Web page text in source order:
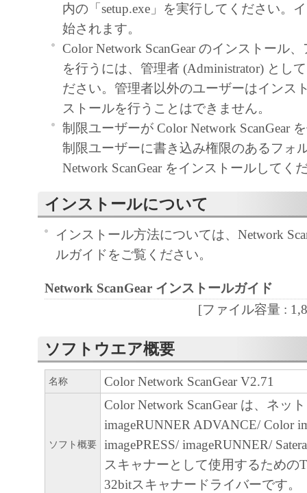
１．許諾
(1) キヤノンは、お客様が「キヤノン製品
のために、「キヤノン製品」に直接または
通じ接続される複数のコンピュータ（以下
言います。）において、「本ソフトウェア
約書においては、「本ソフトウェア」をコ
憶媒体上にインストールすること、または
おいて表示すること、アクセスすること、
ることのいずれも含むものとします。）す
的権利をお客様に対して許諾します。お客
定機器」にネットワークを通じて接続され
上で、かかるコンピュータの使用者に対し
ェア」を使用させることができますが、か
ともに、その履行に関し全責任を負うこと
するためのバックアップとして、「本ソフ
部、複製することができます。
(3) 上記(1)および(2)に定める場合を除き、
ヤノンのライセンサーのいかなる知的財産
と黙示たるとを問わず、本契約書によって
るいは許諾されるものではありません。
内の「setup.exe」を実行してください。
始されます。
Color Network ScanGear のインストール
を行うには、管理者 (Administrator) とし
ださい。管理者以外のユーザーはインス
ストールを行うことはできません。
制限ユーザーが Color Network ScanGear
制限ユーザーに書き込み権限のあるフォ
Network ScanGear をインストールしてく
インストールについて
インストール方法については、Network
ルガイドをご覧ください。
Network ScanGear インストールガイド
[ファイル容量 :
ソフトウエア概要
名称 Color Network ScanGear V2.71
ソフト概要
Color Network ScanGear は、ネッ
imageRUNNER ADVANCE/ Color
imagePRESS/ imageRUNNER/
スキャナーとして使用するための
32bitスキャナードライバーです。